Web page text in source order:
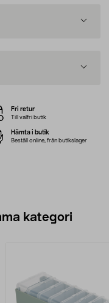
Fri retur
Till valfri butik
Hämta i butik
Beställ online, från butikslager
kategori